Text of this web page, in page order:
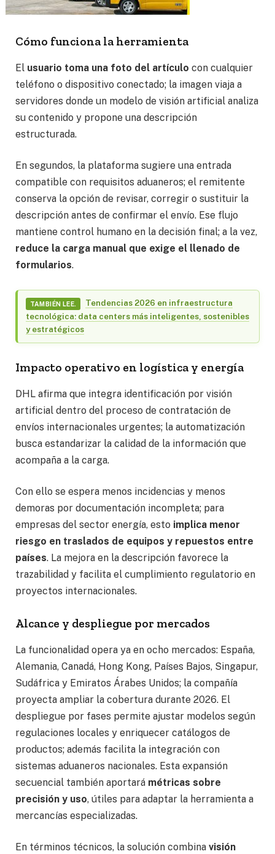
Cómo funciona la herramienta
El usuario toma una foto del artículo con cualquier
teléfono o dispositivo conectado; la imagen viaja a
servidores donde un modelo de visión artificial analiza
su contenido y propone una descripción
estructurada.
En segundos, la plataforma sugiere una entrada
compatible con requisitos aduaneros; el remitente
conserva la opción de revisar, corregir o sustituir la
descripción antes de confirmar el envío. Ese flujo
mantiene control humano en la decisión final; a la vez,
reduce la carga manual que exige el llenado de
formularios.
TAMBIÉN LEE.
Tendencias 2026 en infraestructura
tecnológica: data centers más inteligentes, sostenibles
y estratégicos
Impacto operativo en logística y energía
DHL afirma que integra identificación por visión
artificial dentro del proceso de contratación de
envíos internacionales urgentes; la automatización
busca estandarizar la calidad de la información que
acompaña a la carga.
Con ello se espera menos incidencias y menos
demoras por documentación incompleta; para
empresas del sector energía, esto implica menor
riesgo en traslados de equipos y repuestos entre
países. La mejora en la descripción favorece la
trazabilidad y facilita el cumplimiento regulatorio en
proyectos internacionales.
Alcance y despliegue por mercados
La funcionalidad opera ya en ocho mercados: España,
Alemania, Canadá, Hong Kong, Países Bajos, Singapur,
Sudáfrica y Emiratos Árabes Unidos; la compañía
proyecta ampliar la cobertura durante 2026. El
despliegue por fases permite ajustar modelos según
regulaciones locales y enriquecer catálogos de
productos; además facilita la integración con
sistemas aduaneros nacionales. Esta expansión
secuencial también aportará métricas sobre
precisión y uso, útiles para adaptar la herramienta a
mercancías especializadas.
En términos técnicos, la solución combina visión